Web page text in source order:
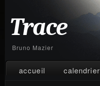
Trace
Bruno Mazier
accueil calendrier